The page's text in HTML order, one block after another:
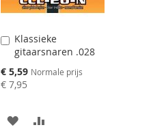
Klassieke
gitaarsnaren .028
Speciale
prijs
€ 5,59 Normale prijs
€ 7,95
Aan
winkelwagen
toevoegen
AAN